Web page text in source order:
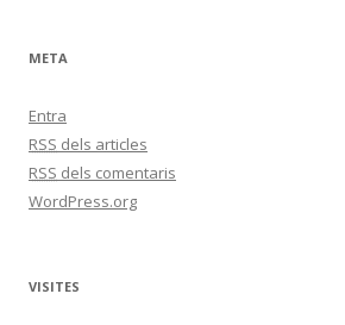
META
Entra
RSS dels articles
RSS dels comentaris
WordPress.org
VISITES